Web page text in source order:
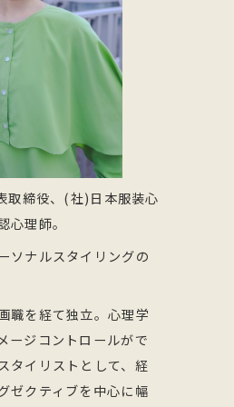
取締役、(社)日本服装心
心理師。
ソナルスタイリングの
職を経て独立。心理学
ージコントロールがで
タイリストとして、経
ゼクティブを中心に幅